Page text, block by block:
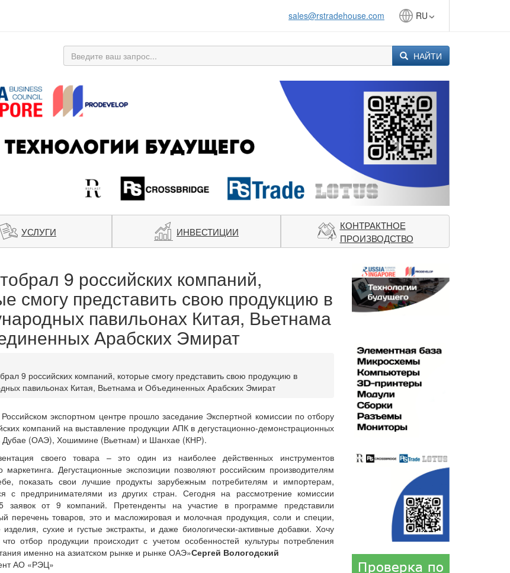
sales@rstradehouse.com RU
НАЙТИ
Next
УСЛУГИ ИНВЕСТИЦИИ
КОНТРАКТНОЕ
ПРОИЗВОДСТВО
9 российских компаний,
смогу представить свою продукцию в
павильонах Китая, Вьетнама
Арабских Эмират
9 российских компаний, которые смогу представить свою продукцию в
павильонах Китая, Вьетнама и Объединенных Арабских Эмират
экспортном центре прошло заседание Экспертной комиссии по отбору
компаний на выставление продукции АПК в дегустационно-демонстрационных
Дубае (ОАЭ), Хошимине (Вьетнам) и Шанхае (КНР).
своего товара – это один из наиболее действенных инструментов
маркетинга. Дегустационные экспозиции позволяют российским производителям
показать свои лучшие продукты зарубежным потребителям и импортерам,
с предпринимателями из других стран. Сегодня на рассмотрение комиссии
заявок от 9 компаний. Претенденты на участие в программе представили
перечень товаров, это и масложировая и молочная продукция, соли и специи,
изделия, сухие и густые экстракты, и даже биологически-активные добавки. Хочу
что отбор продукции происходит с учетом особенностей культуры потребления
именно на азиатском рынке и рынке ОАЭ»Сергей Вологодский
АО «РЭЦ»